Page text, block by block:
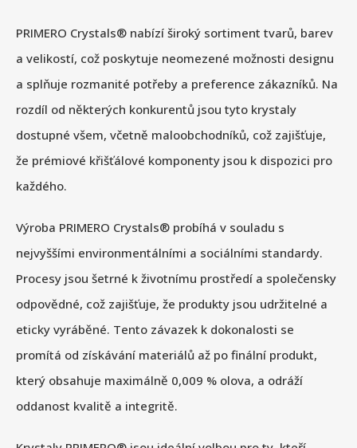
PRIMERO Crystals® nabízí široký sortiment tvarů, barev
a velikostí, což poskytuje neomezené možnosti designu
a splňuje rozmanité potřeby a preference zákazníků. Na
rozdíl od některých konkurentů jsou tyto krystaly
dostupné všem, včetně maloobchodníků, což zajišťuje,
že prémiové křišťálové komponenty jsou k dispozici pro
každého.
Výroba PRIMERO Crystals® probíhá v souladu s
nejvyššími environmentálními a sociálními standardy.
Procesy jsou šetrné k životnímu prostředí a společensky
odpovědné, což zajišťuje, že produkty jsou udržitelné a
eticky vyráběné. Tento závazek k dokonalosti se
promítá od získávání materiálů až po finální produkt,
který obsahuje maximálně 0,009 % olova, a odráží
oddanost kvalitě a integritě.